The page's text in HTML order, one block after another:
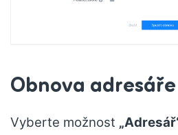
Obnova adresáře
Vyberte možnost